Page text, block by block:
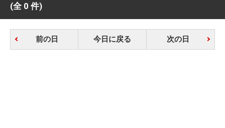
(全 0 件)
前の日 今日に戻る 次の日